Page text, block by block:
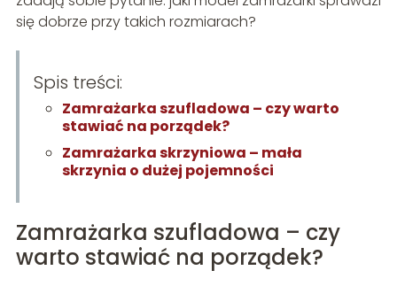
się dobrze przy takich rozmiarach?
Spis treści:
Zamrażarka szufladowa – czy warto
stawiać na porządek?
Zamrażarka skrzyniowa – mała
skrzynia o dużej pojemności
Zamrażarka szufladowa – czy
warto stawiać na porządek?